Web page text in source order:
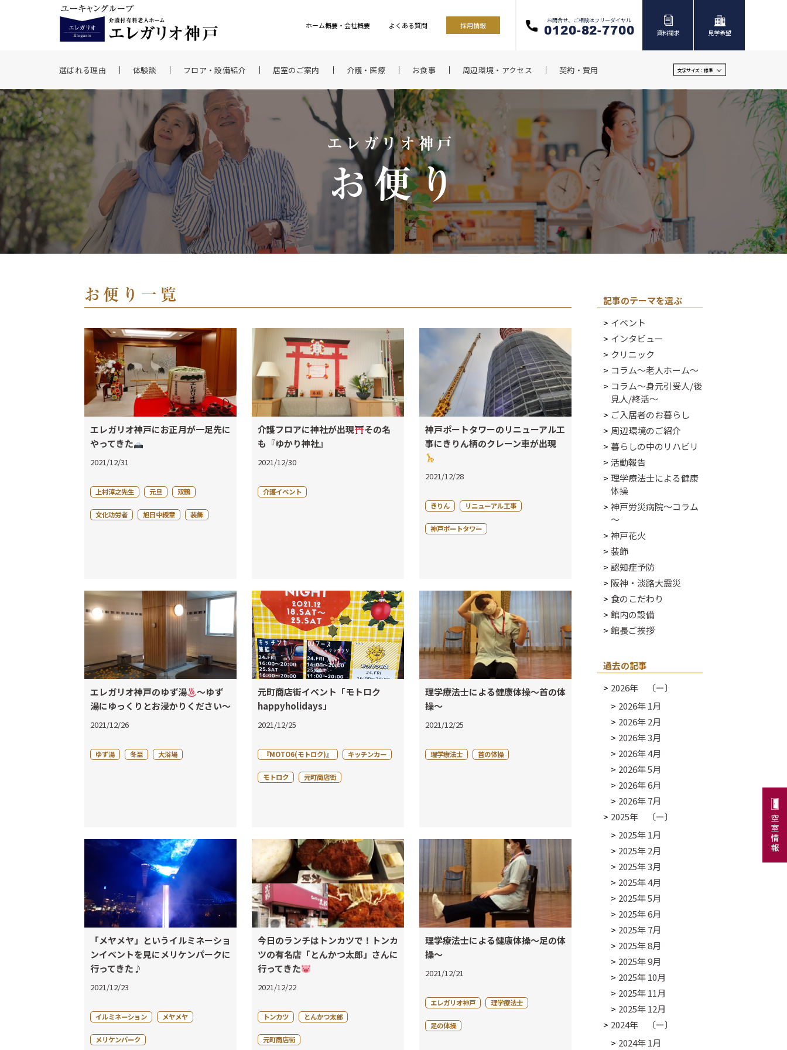
ホーム概要・会社概要 よくある質問 採用情報
お問合せ、ご相談はフリーダイヤル
0120-82-7700 資料請求 見学希望
選ばれる理由 体験談 フロア・設備紹介 居室のご案内 介護・医療 お食事 周辺環境・アクセス 契約・費用 文字サイズ： 標準
エレガリオ神戸
お便り
お便り一覧
エレガリオ神戸にお正月が一足先に
やってきた
2021/12/31
上村淳之先生 元旦 双鶴
文化功労者 旭日中綬章 装飾
介護フロアに神社が出現
その名
も『ゆかり神社』
2021/12/30
介護イベント
神戸ポートタワーのリニューアル工
事にきりん柄のクレーン車が出現
2021/12/28
きりん リニューアル工事
神戸ポートタワー
エレガリオ神戸のゆず湯
～ゆず
湯にゆっくりとお浸かりください～
2021/12/26
ゆず湯 冬至 大浴場
元町商店街イベント「モトロク
happyholidays」
2021/12/25
『MOTO6(モトロク)』 キッチンカー
モトロク 元町商店街
理学療法士による健康体操～首の体
操～
2021/12/25
理学療法士 首の体操
「メヤメヤ」というイルミネーショ
ンイベントを見にメリケンパークに
行ってきた♪
2021/12/23
イルミネーション メヤメヤ
メリケンパーク
今日のランチはトンカツで！トンカ
ツの有名店「とんかつ太郎」さんに
行ってきた
2021/12/22
トンカツ とんかつ太郎
元町商店街
理学療法士による健康体操～足の体
操～
2021/12/21
エレガリオ神戸 理学療法士
足の体操
記事のテーマを選ぶ
イベント
インタビュー
クリニック
コラム～老人ホーム～
コラム～身元引受人/後
見人/終活～
ご入居者のお暮らし
周辺環境のご紹介
暮らしの中のリハビリ
活動報告
理学療法士による健康
体操
神戸労災病院～コラム
～
神戸花火
装飾
認知症予防
阪神・淡路大震災
食のこだわり
館内の設備
館長ご挨拶
過去の記事
2026年 〔ー〕
2026年 1月
2026年 2月
2026年 3月
2026年 4月
2026年 5月
2026年 6月
2026年 7月
2025年 〔ー〕
2025年 1月
2025年 2月
2025年 3月
2025年 4月
2025年 5月
2025年 6月
2025年 7月
2025年 8月
2025年 9月
2025年 10月
2025年 11月
2025年 12月
2024年 〔ー〕
2024年 1月